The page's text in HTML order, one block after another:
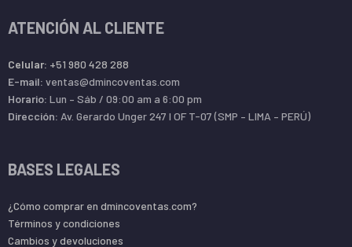
ATENCIÓN AL CLIENTE
Celular: +51 980 428 288
E-mail: ventas@dmincoventas.com
Horario: Lun – Sáb / 09:00 am a 6:00 pm
Dirección: Av. Gerardo Unger 247 l OF T-07 (SMP – LIMA – PERÚ)
BASES LEGALES
¿Cómo comprar en dmincoventas.com?
Términos y condiciones
Cambios y devoluciones